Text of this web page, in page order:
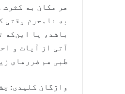
هر مکان به کثرت
به نامحرم وقتی
باشد، یا این‌که
آتی از آیات و
طبی هم ضررهای
واژگان کلیدی: